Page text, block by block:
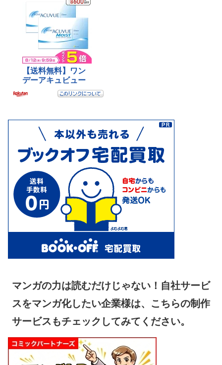
マンガの力は読むだけじゃない！自社サービ
スをマンガ化したい企業様は、こちらの制作
サービスもチェックしてみてください。